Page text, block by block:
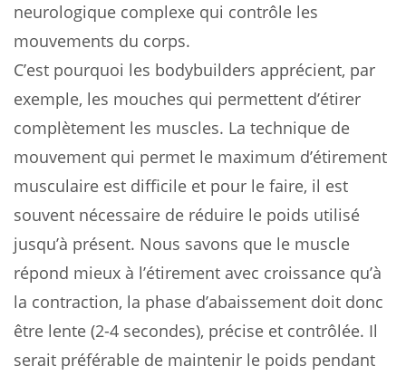
neurologique complexe qui contrôle les
mouvements du corps.
C’est pourquoi les bodybuilders apprécient, par
exemple, les mouches qui permettent d’étirer
complètement les muscles. La technique de
mouvement qui permet le maximum d’étirement
musculaire est difficile et pour le faire, il est
souvent nécessaire de réduire le poids utilisé
jusqu’à présent. Nous savons que le muscle
répond mieux à l’étirement avec croissance qu’à
la contraction, la phase d’abaissement doit donc
être lente (2-4 secondes), précise et contrôlée. Il
serait préférable de maintenir le poids pendant